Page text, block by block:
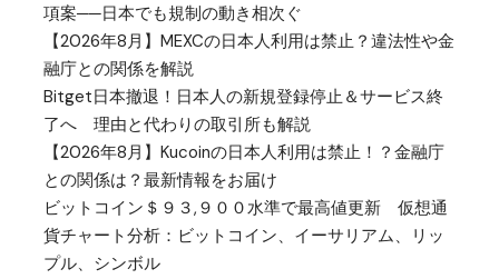
項案──日本でも規制の動き相次ぐ
【2026年8月】MEXCの日本人利用は禁止？違法性や金
融庁との関係を解説
Bitget日本撤退！日本人の新規登録停止＆サービス終
了へ 理由と代わりの取引所も解説
【2026年8月】Kucoinの日本人利用は禁止！？金融庁
との関係は？最新情報をお届け
ビットコイン＄９３,９００水準で最高値更新 仮想通
貨チャート分析：ビットコイン、イーサリアム、リッ
プル、シンボル